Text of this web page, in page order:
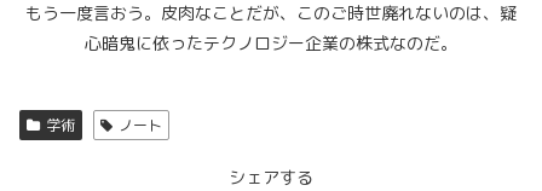
もう一度言おう。皮肉なことだが、このご時世廃れないのは、疑
心暗鬼に依ったテクノロジー企業の株式なのだ。
学術 ノート
シェアする